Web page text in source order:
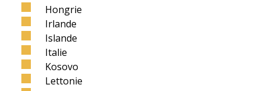
Hongrie
Irlande
Islande
Italie
Kosovo
Lettonie